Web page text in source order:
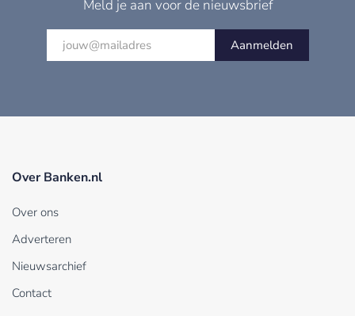
Meld je aan voor de nieuwsbrief
Aanmelden
Over Banken.nl
Over ons
Adverteren
Nieuwsarchief
Contact